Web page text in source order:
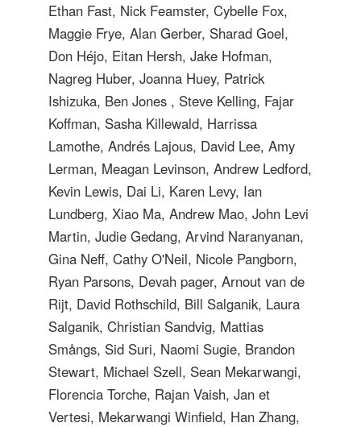
Ethan Fast, Nick Feamster, Cybelle Fox,
Maggie Frye, Alan Gerber, Sharad Goel,
Don Héjo, Eitan Hersh, Jake Hofman,
Nagreg Huber, Joanna Huey, Patrick
Ishizuka, Ben Jones , Steve Kelling, Fajar
Koffman, Sasha Killewald, Harrissa
Lamothe, Andrés Lajous, David Lee, Amy
Lerman, Meagan Levinson, Andrew Ledford,
Kevin Lewis, Dai Li, Karen Levy, Ian
Lundberg, Xiao Ma, Andrew Mao, John Levi
Martin, Judie Gedang, Arvind Naranyanan,
Gina Neff, Cathy O'Neil, Nicole Pangborn,
Ryan Parsons, Devah pager, Arnout van de
Rijt, David Rothschild, Bill Salganik, Laura
Salganik, Christian Sandvig, Mattias
Smångs, Sid Suri, Naomi Sugie, Brandon
Stewart, Michael Szell, Sean Mekarwangi,
Florencia Torche, Rajan Vaish, Jan et
Vertesi, Mekarwangi Winfield, Han Zhang,